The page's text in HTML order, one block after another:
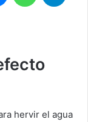
hervir el agua